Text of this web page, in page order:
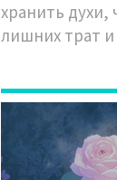
хранить
лишних трат